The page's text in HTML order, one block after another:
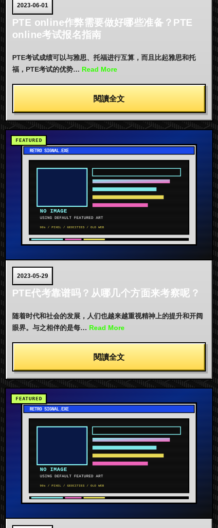
2023-06-01
PTE online作弊需要做好哪些准备？PTE
online考试报名指南
PTE考试成绩可以与雅思、托福进行互算，而且比起雅思和托
福，PTE考试的优势… Read More
閱讀全文
2023-05-29
PTE代考靠谱吗？从哪几个方面来考察呢？
随着时代和社会的发展，人们也越来越重视精神上的提升和开阔
眼界。与之相伴的是每… Read More
閱讀全文